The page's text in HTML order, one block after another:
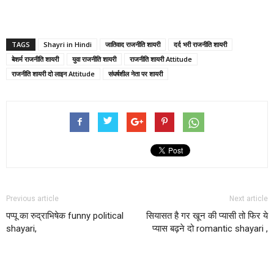
TAGS Shayri in Hindi जातिवाद राजनीति शायरी
दर्द भरी राजनीति शायरी
बेशर्म राजनीति शायरी
युवा राजनीति शायरी
राजनीति शायरी Attitude
राजनीति शायरी दो लाइन Attitude
संघर्षशील नेता पर शायरी
Previous article
पप्पू का रुद्राभिषेक funny political
shayari,
Next article
सियासत है गर खून की प्यासी तो फिर ये
प्यास बढ़ने दो romantic shayari ,